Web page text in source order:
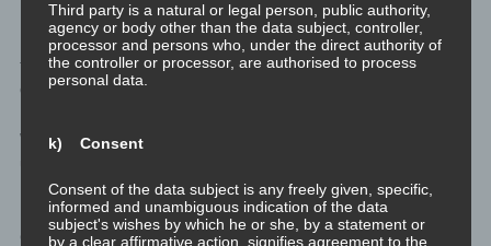
Diese Menschen sind keineswegs per se sattvig, weil sie schon
fertig erleuchtet sind. Nein, auch bei ihnen ist es so, dass eines
der drei Gunas dominiert.
Was sind also die drei Typen von – ich nenne es mal so –
Rajassig Glaubende vertreten die unumstößliche Ansicht, ihr
Glaube – ihre Sicht der Welt – ist die einzig wahre Sicht. „Ich“
Third party is a natural or legal person, public authority,
agency or body other than the data subject, controller,
processor and persons who, under the direct authority of
the controller or processor, are authorised to process
personal data.
k) Consent
Consent of the data subject is any freely given, specific,
informed and unambiguous indication of the data
subject's wishes by which he or she, by a statement or
by a clear affirmative action, signifies agreement to the